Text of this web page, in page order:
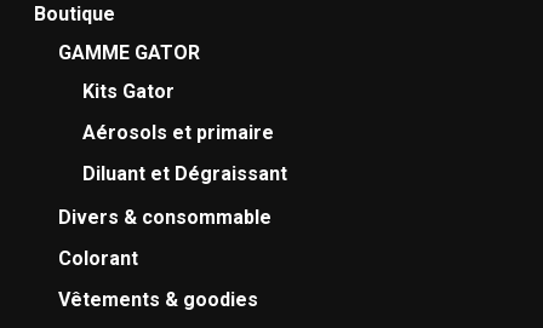
Boutique
GAMME GATOR
Kits Gator
Aérosols et primaire
Diluant et Dégraissant
Divers & consommable
Colorant
Vêtements & goodies